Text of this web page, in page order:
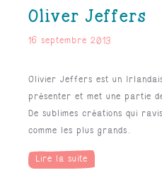
Oliver Jeffers
16 septembre 2013
Olivier Jeffers est un
présenter et met une partie
De sublimes créations qui
comme les plus grands.
Lire la suite